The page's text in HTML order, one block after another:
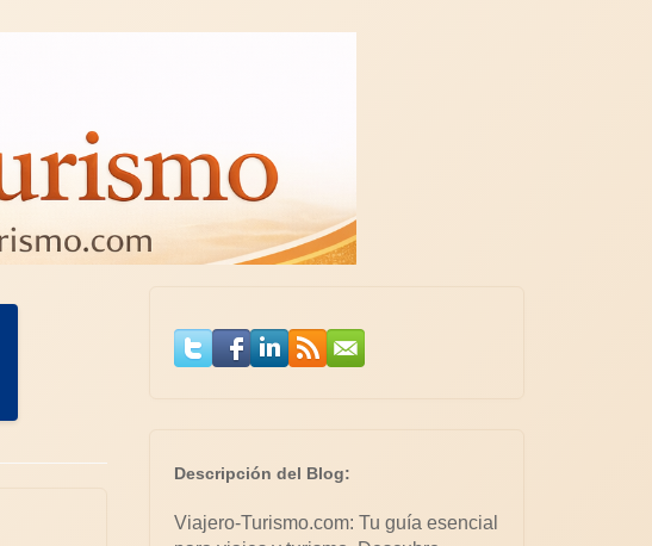
Descripción del Blog:
Viajero-Turismo.com: Tu guía esencial